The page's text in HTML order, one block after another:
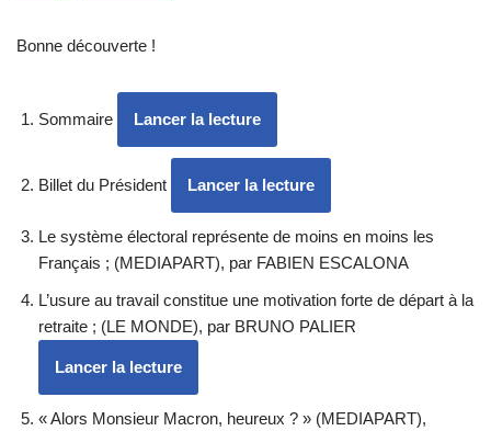
Bonne découverte !
Sommaire Lancer la lecture
Billet du Président Lancer la lecture
Le système électoral représente de moins en moins les
Français ; (MEDIAPART), par FABIEN ESCALONA
L’usure au travail constitue une motivation forte de départ à la
retraite ; (LE MONDE), par BRUNO PALIER
Lancer la lecture
« Alors Monsieur Macron, heureux ? » (MEDIAPART),